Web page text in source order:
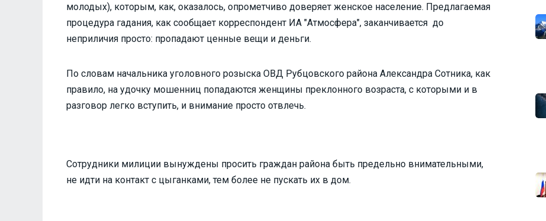
молодых), которым, как, оказалось, опрометчиво доверяет женское население. Предлагаемая
процедура гадания, как сообщает корреспондент ИА "Атмосфера", заканчивается до
неприличия просто: пропадают ценные вещи и деньги.
По словам начальника уголовного розыска ОВД Рубцовского района Александра Сотника, как
правило, на удочку мошенниц попадаются женщины преклонного возраста, с которыми и в
разговор легко вступить, и внимание просто отвлечь.
Сотрудники милиции вынуждены просить граждан района быть предельно внимательными,
не идти на контакт с цыганками, тем более не пускать их в дом.